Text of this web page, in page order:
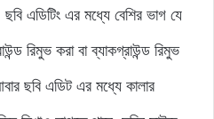
এডিটিং এর মধ্যে বেশির ভাগ যে
রিমুভ করা বা ব্যাকগ্রাউন্ড রিমুভ
ছবি এডিট এর মধ্যে কালার